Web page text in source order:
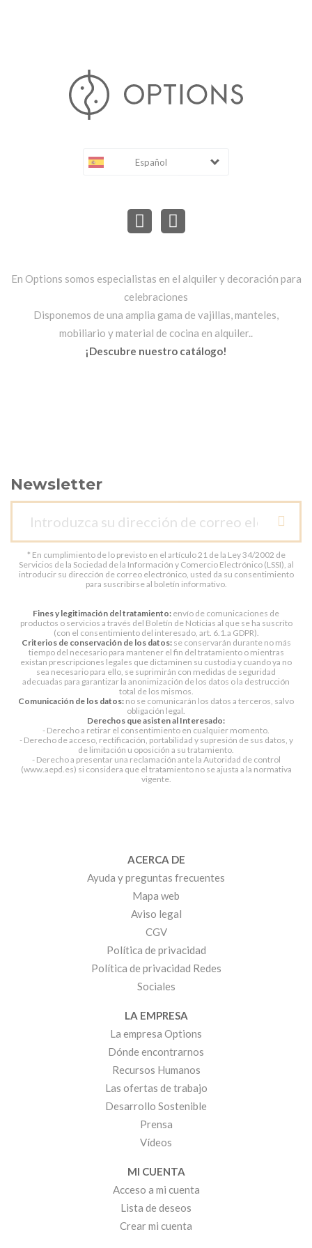
Español
En Options somos especialistas en el alquiler y decoración para
celebraciones
Disponemos de una amplia gama de vajillas, manteles,
mobiliario y material de cocina en alquiler..
¡Descubre nuestro catálogo!
Newsletter
* En cumplimiento de lo previsto en el artículo 21 de la Ley 34/2002 de
Servicios de la Sociedad de la Información y Comercio Electrónico (LSSI), al
introducir su dirección de correo electrónico, usted da su consentimiento
para suscribirse al boletín informativo.
Fines y legitimación del tratamiento: envío de comunicaciones de
productos o servicios a través del Boletín de Noticias al que se ha suscrito
(con el consentimiento del interesado, art. 6.1.a GDPR).
Criterios de conservación de los datos:se conservarán durante no más
tiempo del necesario para mantener el fin del tratamiento o mientras
existan prescripciones legales que dictaminen su custodia y cuando ya no
sea necesario para ello, se suprimirán con medidas de seguridad
adecuadas para garantizar la anonimización de los datos o la destrucción
total de los mismos.
Comunicación de los datos: no se comunicarán los datos a terceros, salvo
obligación legal.
Derechos que asisten al Interesado:
- Derecho a retirar el consentimiento en cualquier momento.
- Derecho de acceso, rectificación, portabilidad y supresión de sus datos, y
de limitación u oposición a su tratamiento.
- Derecho a presentar una reclamación ante la Autoridad de control
(www.aepd.es) si considera que el tratamiento no se ajusta a la normativa
vigente.
ACERCA DE
Ayuda y preguntas frecuentes
Mapa web
Aviso legal
CGV
Política de privacidad
Política de privacidad Redes
Sociales
LA EMPRESA
La empresa Options
Dónde encontrarnos
Recursos Humanos
Las ofertas de trabajo
Desarrollo Sostenible
Prensa
Vídeos
MI CUENTA
Acceso a mi cuenta
Lista de deseos
Crear mi cuenta